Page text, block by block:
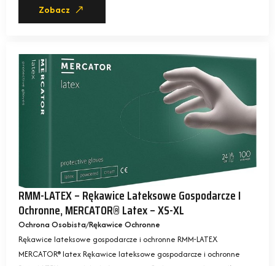
Zobacz
RMM-LATEX – Rękawice Lateksowe Gospodarcze I
Ochronne, MERCATOR® Latex – XS-XL
Ochrona Osobista Rękawice Ochronne
Rękawice lateksowe gospodarcze i ochronne RMM-LATEX
MERCATOR® latex Rękawice lateksowe gospodarcze i ochronne